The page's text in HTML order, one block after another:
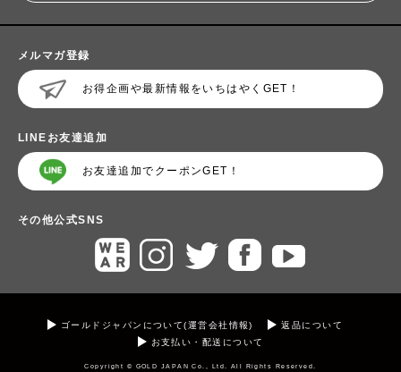
メルマガ登録
お得企画や最新情報をいちはやくGET！
LINEお友達追加
お友達追加でクーポンGET！
その他公式SNS
ゴールドジャパンについて(運営会社情報)
返品について
お支払い・配送について
Copyright © GOLD JAPAN Co., Ltd. All Rights Reserved.